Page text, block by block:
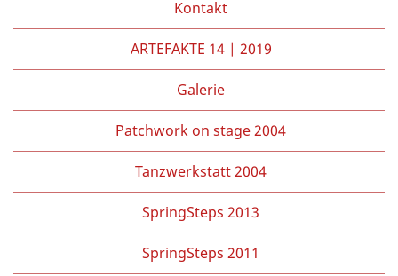
Kontakt
ARTEFAKTE 14 | 2019
Galerie
Patchwork on stage 2004
Tanzwerkstatt 2004
SpringSteps 2013
SpringSteps 2011